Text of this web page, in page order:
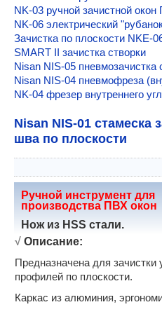
Программа расчета ПВХ окон
Контакты
Пилы и штапикорезы
Yilmaz KD 305 (KD 300)
Yilmaz KD 400 P
Plastmak SC 401
Yilmaz ACK 420
Yilmaz ACK 550 пила 550
Yilmaz KD 402 (KD 402 S)
Yilmaz CK 412 (CK 411)
Сварочные станки для ПВХ
РС-1 для ПВХ окон
РС-2м сварочный для ПВХ
Ручной полуавтомат РС-3
Plastmak SC 101 S
Yilmaz TK 503 автомат
NK-03 ручной зачистной
NK-06 электрический
Зачистка по плоскости NKE-
SMART II зачистка створки
Nisan NIS-05 пневмозачистка
Nisan NIS-04 пневмофреза
NK-04 фрезер внутреннего
Nisan NIS-01 стамеска
шва по плоскости
Ручной инструмент для
производства ПВХ окон
Нож из HSS стали.
√ Описание:
Предназначена для
профилей по плоскости.
Каркас из алюминия,